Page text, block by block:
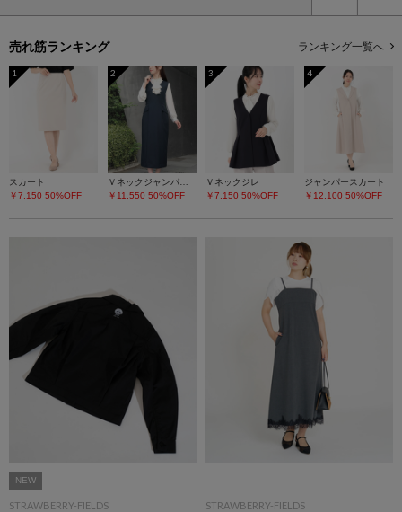
売れ筋ランキング ランキング一覧へ
1
スカート
￥7,150 50%OFF
2
Ｖネックジャンパースカート
￥11,550 50%OFF
3
Ｖネックジレ
￥7,150 50%OFF
4
ジャンパースカート
￥12,100 50%OFF
NEW
STRAWBERRY-FIELDS STRAWBERRY-FIELDS